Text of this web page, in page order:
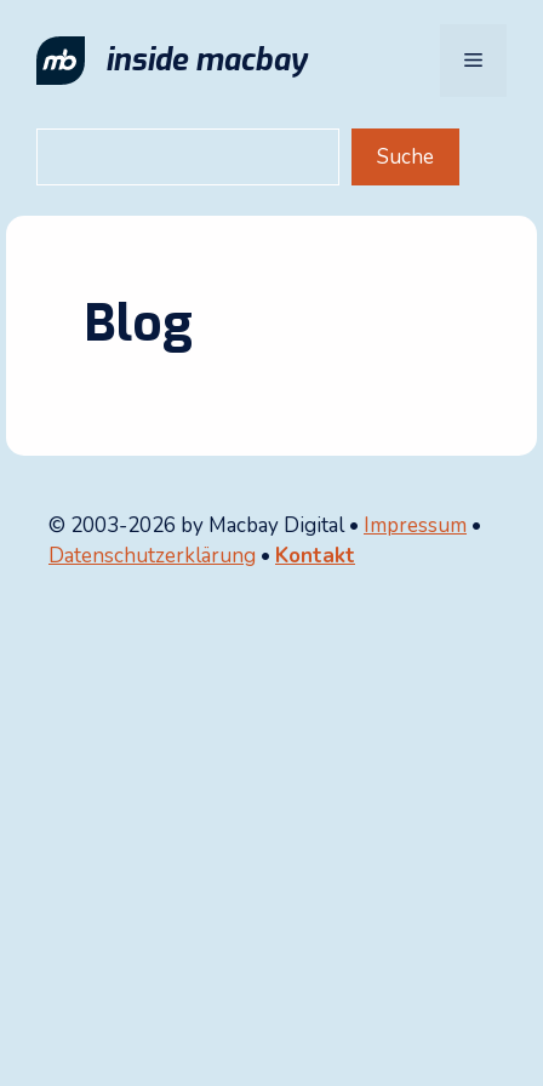
Inhalt
springen
inside macbay Menü
Suche
Blog
© 2003-2026 by Macbay Digital • Impressum •
Datenschutzerklärung • Kontakt